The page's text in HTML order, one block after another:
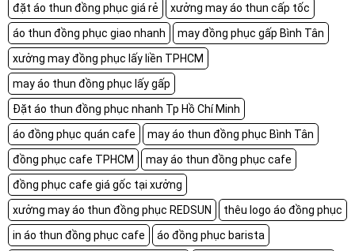
đặt áo thun đồng phục giá rẻ
xưởng may áo thun cấp tốc
áo thun đồng phục giao nhanh
may đồng phục gấp Bình Tân
xưởng may đồng phục lấy liền TPHCM
may áo thun đồng phục lấy gấp
Đặt áo thun đồng phục nhanh Tp Hồ Chí Minh
áo đồng phục quán cafe
may áo thun đồng phục Bình Tân
đồng phục cafe TPHCM
may áo thun đồng phục cafe
đồng phục cafe giá gốc tại xưởng
xưởng may áo thun đồng phục REDSUN
thêu logo áo đồng phục
in áo thun đồng phục cafe
áo đồng phục barista